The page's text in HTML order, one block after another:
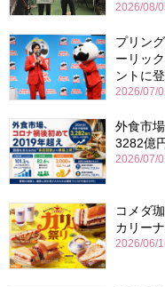
2026/08/
プリン
ーリッ
ントに
2026/07/
外食市
3282億
2026/07/
コメダ
カリー
2026/06/